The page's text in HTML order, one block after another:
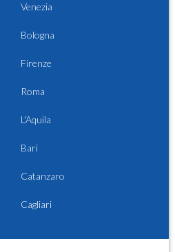
Venezia
Bologna
Firenze
Roma
L'Aquila
Bari
Catanzaro
Cagliari